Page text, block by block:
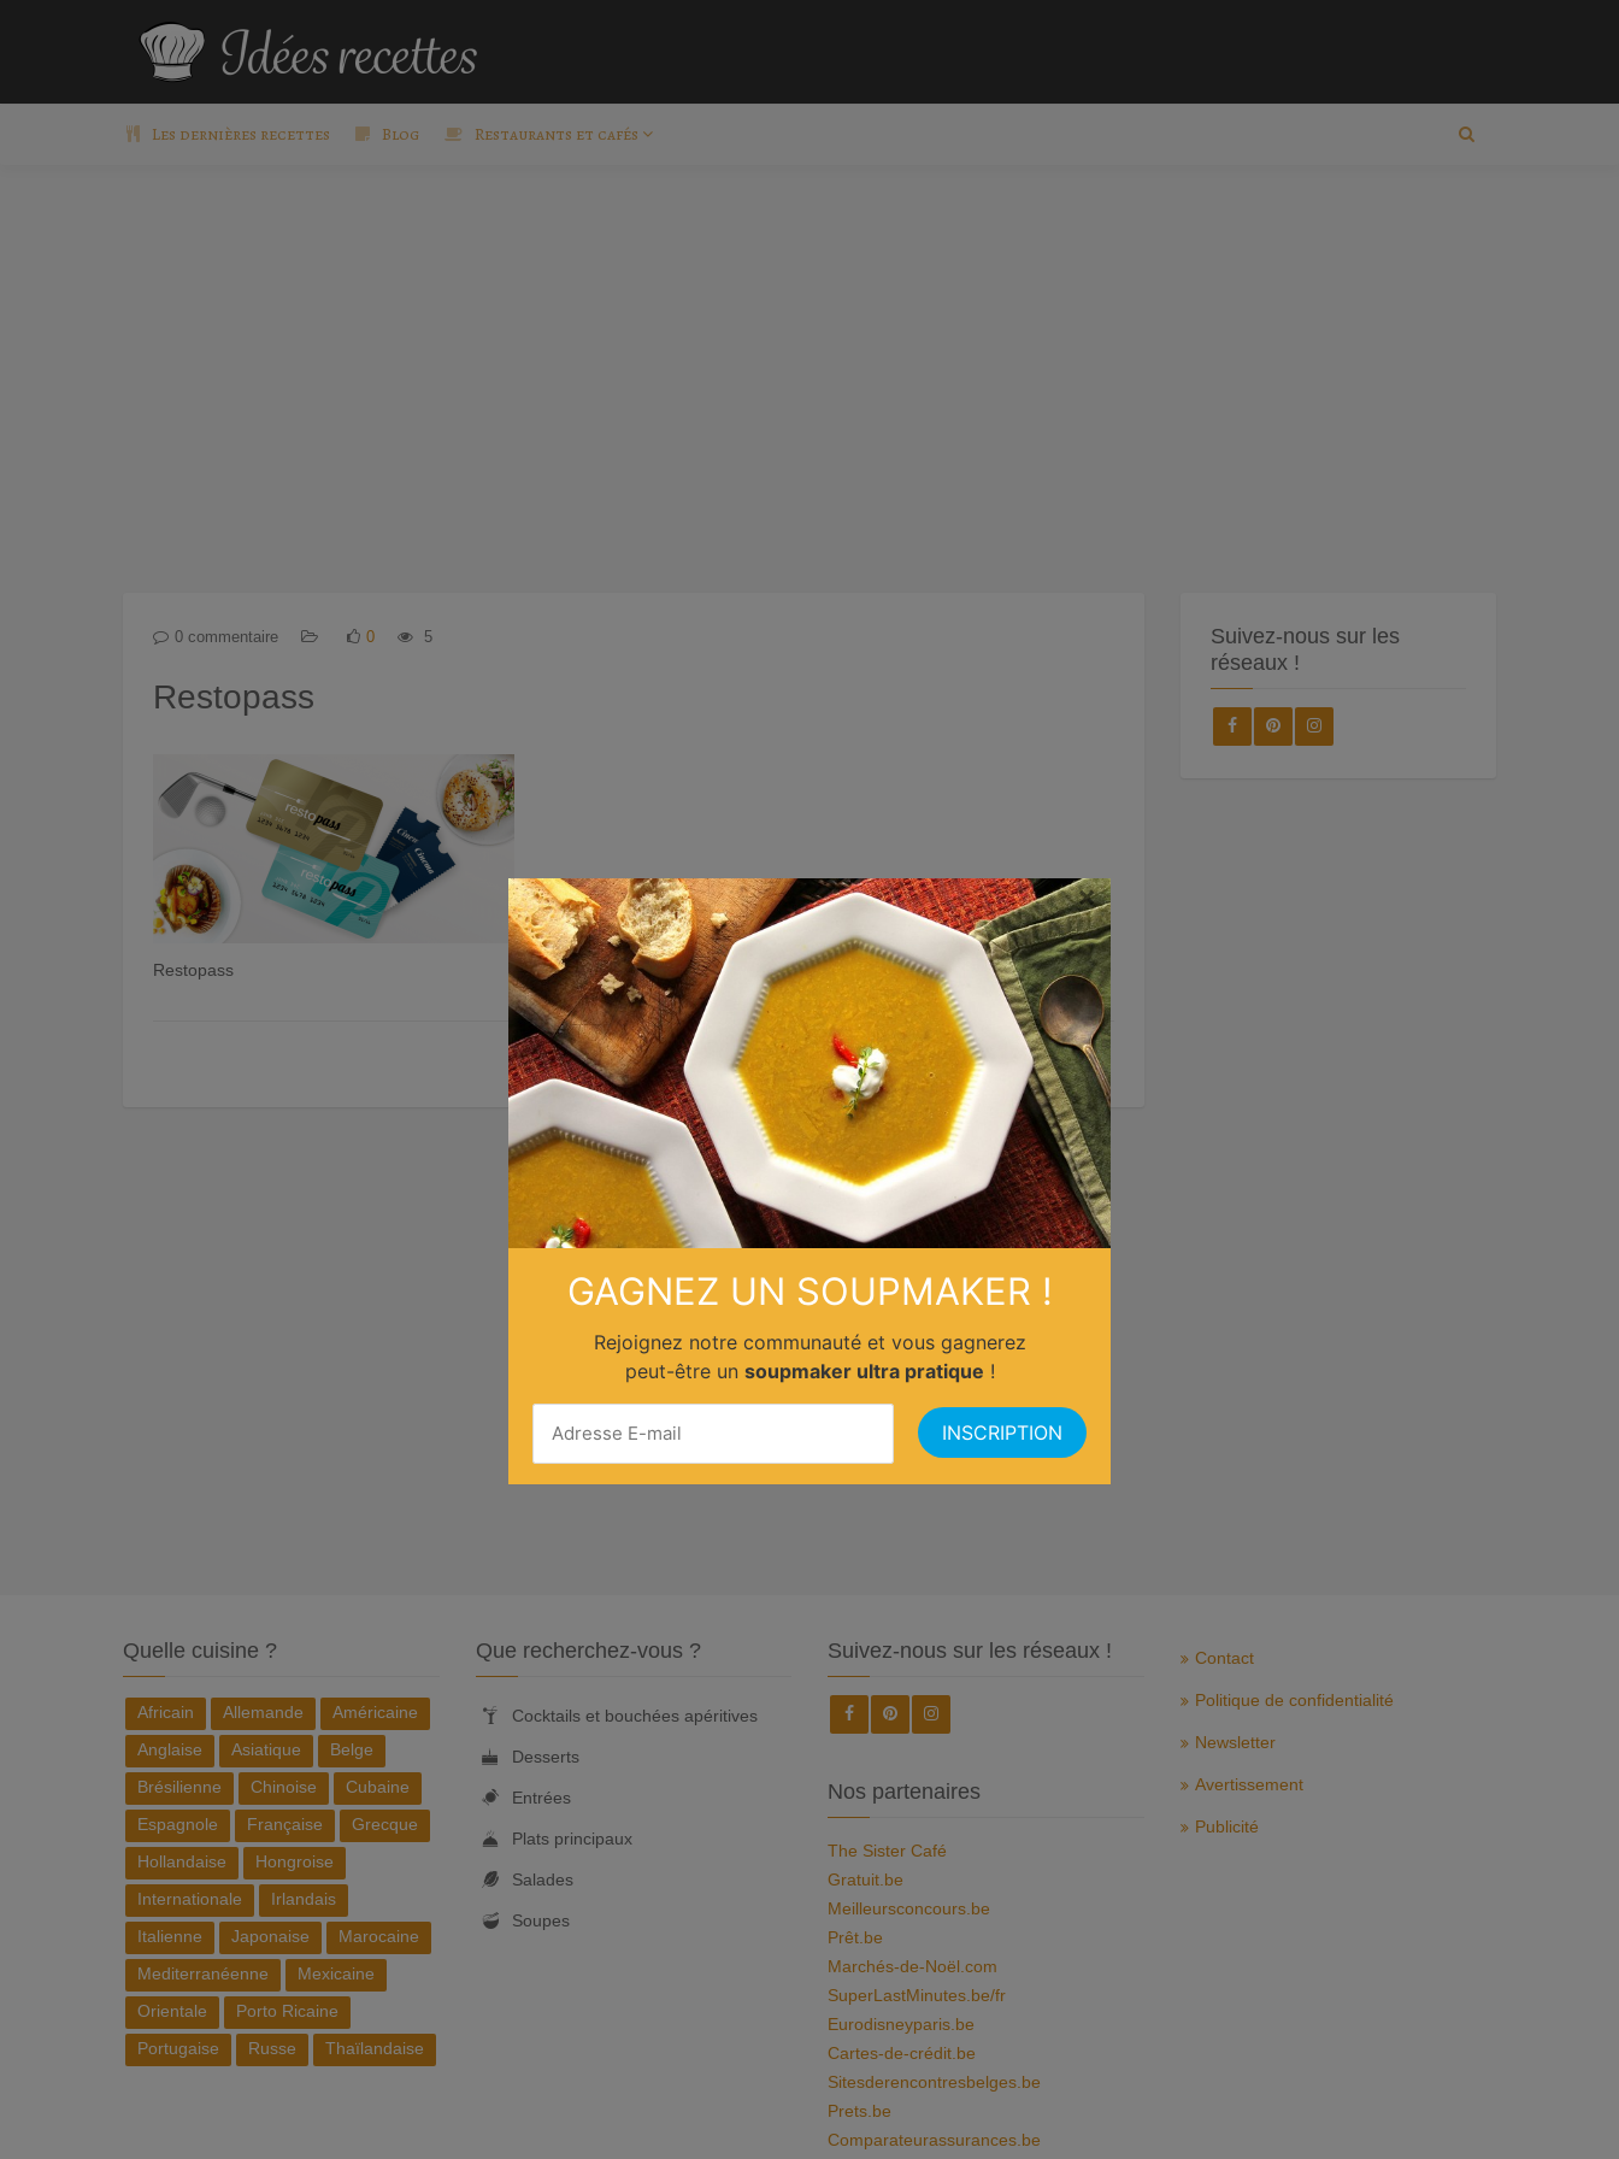
Les dernières recettes Blog Restaurants et cafés
0 commentaire 0 5
Restopass
Restopass
Suivez-nous sur les
réseaux !
Quelle cuisine ?
Africain Allemande
Américaine
Anglaise
Asiatique
Belge
Brésilienne
Chinoise
Cubaine
Espagnole
Française
Grecque
Hollandaise
Hongroise
Internationale
Irlandais
Italienne
Japonaise
Marocaine
Mediterranéenne
Mexicaine
Orientale
Porto Ricaine
Portugaise
Russe Thaïlandaise
Que recherchez-vous ?
Cocktails et bouchées apéritives
Desserts
Entrées
Plats principaux
Salades
Soupes
Suivez-nous sur les réseaux !
Nos partenaires
The Sister Café
Gratuit.be
Meilleursconcours.be
Prêt.be
Marchés-de-Noël.com
SuperLastMinutes.be/fr
Eurodisneyparis.be
Cartes-de-crédit.be
Sitesderencontresbelges.be
Prets.be
Comparateurassurances.be
Contact
Politique de confidentialité
Newsletter
Avertissement
Publicité
GAGNEZ UN SOUPMAKER !
Rejoignez notre communauté et vous gagnerez
peut-être un soupmaker ultra pratique !
×